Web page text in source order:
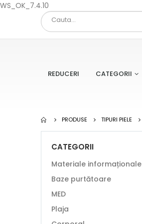
WS_OK_7.4.10
REDUCERI CATEGORII
PRODUSE TIPURI PIELE
CATEGORII
Materiale informaționale
Baze purtătoare
MED
Plaja